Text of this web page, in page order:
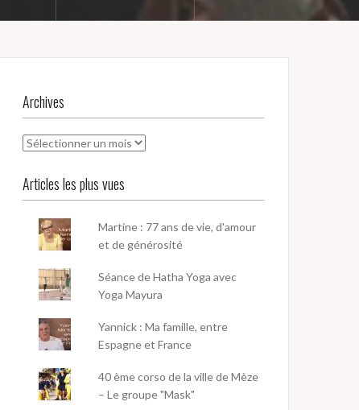
Archives
Archives
Articles les plus vues
Martine : 77 ans de vie, d'amour
et de générosité
Séance de Hatha Yoga avec
Yoga Mayura
Yannick : Ma famille, entre
Espagne et France
40 ème corso de la ville de Mèze
– Le groupe "Mask"